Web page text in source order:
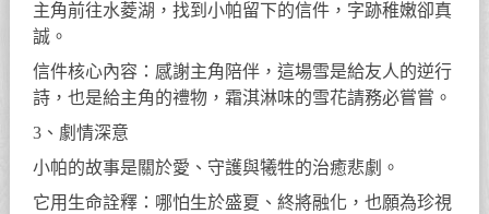
主角前往水菱湖，找到小帕留下的信件，字跡稚嫩卻真
誠。
信件核心內容：感謝主角陪伴，這場雪是給友人的逆行
詩，也是給主角的禮物，霜淇淋味的雪花請務必嘗嘗。
3、劇情深意
小帕的故事是關於愛、守護與犧牲的治癒悲劇。
它用生命詮釋：哪怕生於盛夏、終將融化，也願為珍視